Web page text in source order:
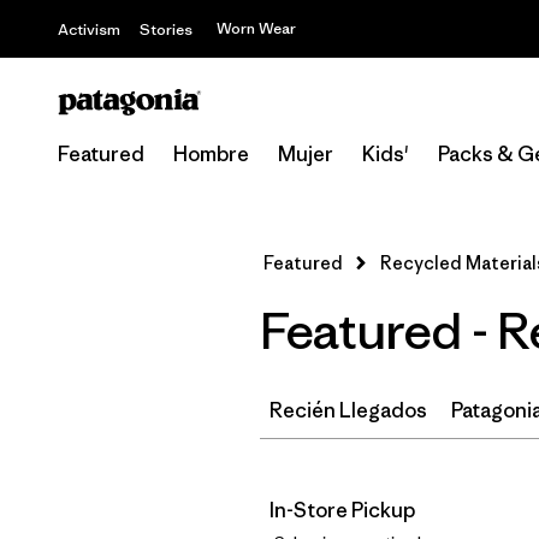
Activism Stories Worn Wear
Featured Hombre Mujer Kids' Packs &
Featured Recycled
Featured -
Recién Llegados
In-Store Pickup